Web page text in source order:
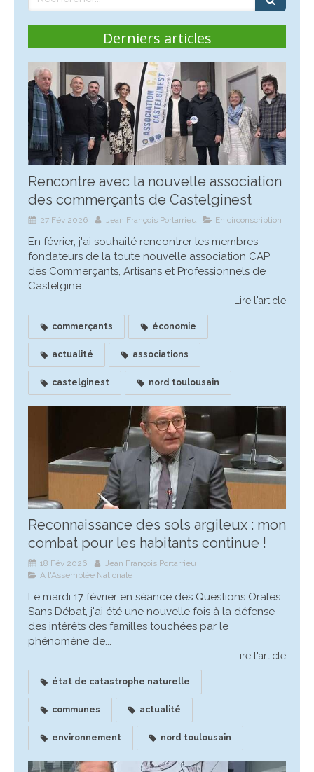
Derniers articles
Rencontre avec la nouvelle association
des commerçants de Castelginest
27 Fév 2026 Jean François Portarrieu En circonscription
En février, j'ai souhaité rencontrer les membres
fondateurs de la toute nouvelle association CAP
des Commerçants, Artisans et Professionnels de
Castelgine...
Lire l'article
commerçants économie
actualité associations
castelginest nord toulousain
Reconnaissance des sols argileux : mon
combat pour les habitants continue !
18 Fév 2026
Jean François Portarrieu
A l'Assemblée Nationale
Le mardi 17 février en séance des Questions Orales
Sans Débat, j'ai été une nouvelle fois à la défense
des intérêts des familles touchées par le
phénomène de...
Lire l'article
état de catastrophe naturelle
communes actualité
environnement nord toulousain